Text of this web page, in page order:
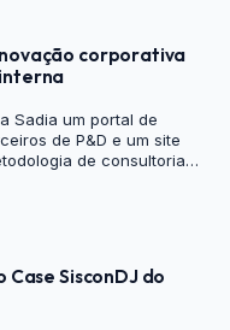
corporativa
Sadia um portal de
de P&D e um site
de consultoria
SisconDJ do